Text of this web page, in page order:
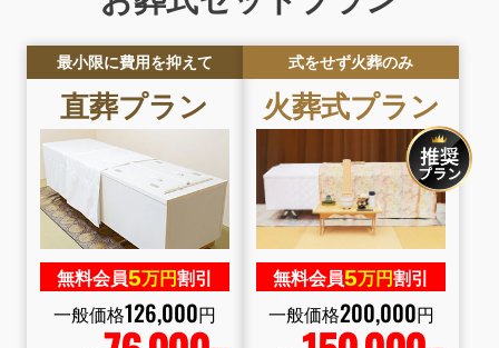
最小限に費用を抑えて
直葬プラン
無料会員5万円割引
一般価格126,000円
式をせず火葬のみ
火葬式プラン
無料会員5万円割引
一般価格200,000円